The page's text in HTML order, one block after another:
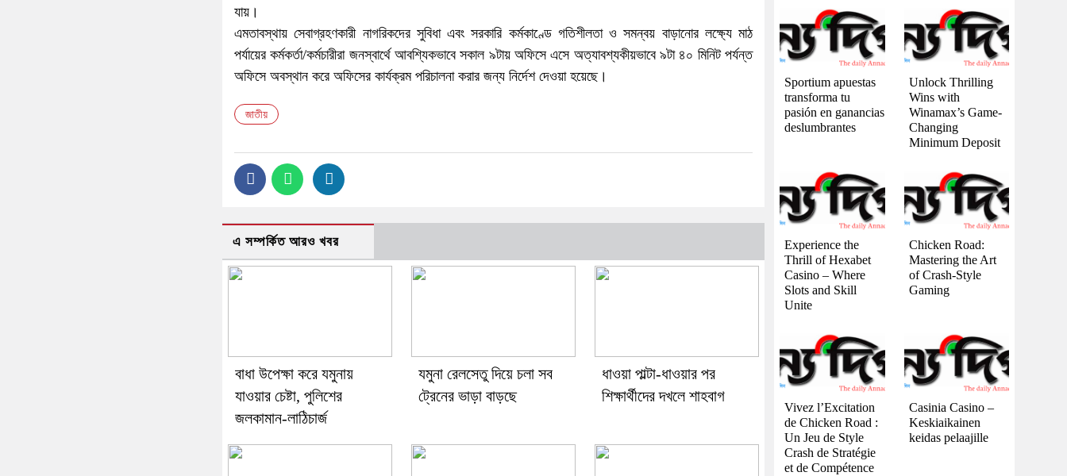
যায়।
এমতাবস্থায় সেবাগ্রহণকারী নাগরিকদের সুবিধা এবং সরকারি কর্মকাণ্ডে গতিশীলতা ও সমন্বয় বাড়ানোর লক্ষ্যে মাঠ
পর্যায়ের কর্মকর্তা/কর্মচারীরা জনস্বার্থে আবশ্যিকভাবে সকাল ৯টায় অফিসে এসে অত্যাবশ্যকীয়ভাবে ৯টা ৪০ মিনিট পর্যন্ত
অফিসে অবস্থান করে অফিসের কার্যক্রম পরিচালনা করার জন্য নির্দেশ দেওয়া হয়েছে।
জাতীয়
এ সম্পর্কিত আরও খবর
বাধা উপেক্ষা করে যমুনায়
যাওয়ার চেষ্টা, পুলিশের
জলকামান-লাঠিচার্জ
যমুনা রেলসেতু দিয়ে চলা সব
ট্রেনের ভাড়া বাড়ছে
ধাওয়া পাল্টা-ধাওয়ার পর
শিক্ষার্থীদের দখলে শাহবাগ
Sportium apuestas
transforma tu
pasión en ganancias
deslumbrantes
Unlock Thrilling
Wins with
Winamax’s Game-
Changing
Minimum Deposit
Experience the
Thrill of Hexabet
Casino – Where
Slots and Skill
Unite
Chicken Road:
Mastering the Art
of Crash-Style
Gaming
Vivez l’Excitation
de Chicken Road :
Un Jeu de Style
Crash de Stratégie
et de Compétence
Casinia Casino –
Keskiaikainen
keidas pelaajille